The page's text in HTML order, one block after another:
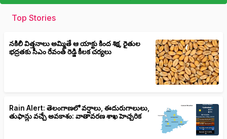
Top Stories
నకిలీ విత్తనాలు అమ్మితే ఆ యాక్టు కింద శిక్ష, రైతుల
భద్రతకు సీఎం రేవంత్ రెడ్డి కీలక చర్యలు
Rain Alert: తెలంగాణలో వర్షాలు, ఈదురుగాలులు,
తుఫాన్లు వచ్చే అవకాశం: వాతావరణ శాఖ హెచ్చరిక